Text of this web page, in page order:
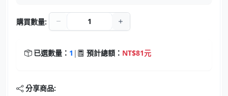
購買數量:
已選數量： 1 | 預計總額： NT$81元
分享商品: